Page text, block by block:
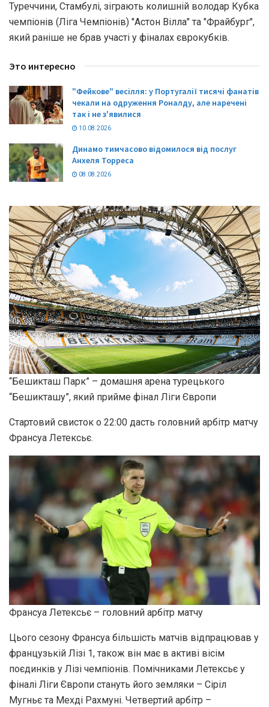
Туреччини, Стамбулі, зіграють колишній володар Кубка
чемпіонів (Ліга Чемпіонів) "Астон Вілла" та "Фрайбург",
який раніше не брав участі у фіналах єврокубків.
Это интересно
"Фейкове" весілля: у Португалії тисячі фанатів
чекали на одруження Роналду, але наречені
так і не з'явилися
10.08.2026
Динамо тимчасово відомилося від послуг
Анхеля Торреса
08.08.2026
“Бешикташ Парк” – домашня арена турецького
“Бешикташу”, який прийме фінал Ліги Європи
Стартовий свисток о 22:00 дасть головний арбітр матчу
Франсуа Летексьє.
Франсуа Летексьє – головний арбітр матчу
Цього сезону Франсуа більшість матчів відпрацював у
французькій Лізі 1, також він має в активі вісім
поєдинків у Лізі чемпіонів. Помічниками Летексьє у
фіналі Ліги Європи стануть його земляки – Сіріл
Мугньє та Мехді Рахмуні. Четвертий арбітр –